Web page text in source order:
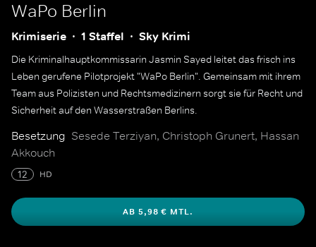
WaPo Berlin
Krimiserie 1 Staffel Sky Krimi
Die Kriminalhauptkommissarin Jasmin Sayed leitet das frisch ins
Leben gerufene Pilotprojekt "WaPo Berlin". Gemeinsam mit ihrem
Team aus Polizisten und Rechtsmedizinern sorgt sie für Recht und
Sicherheit auf den Wasserstraßen Berlins.
Besetzung Sesede Terziyan, Christoph Grunert, Hassan
Akkouch
12 HD
AB 5,98 € MTL.